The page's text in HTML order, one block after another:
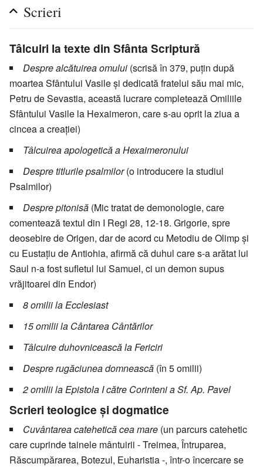
Scrieri
Tâlcuiri la texte din Sfânta Scriptură
Despre alcătuirea omului (scrisă în 379, puțin după
moartea Sfântului Vasile și dedicată fratelui său mai mic,
Petru de Sevastia, această lucrare completează Omiliile
Sfântului Vasile la Hexaimeron, care s-au oprit la ziua a
cincea a creației)
Tâlcuirea apologetică a Hexaimeronului
Despre titlurile psalmilor(o introducere la studiul
Psalmilor)
Despre pitonisă (Mic tratat de demonologie, care
comentează textul din I Regi 28, 12-18. Grigorie, spre
deosebire de Origen, dar de acord cu Metodiu de Olimp şi
cu Eustaţiu de Antiohia, afirmă că duhul care s-a arătat lui
Saul n-a fost sufletul lui Samuel, ci un demon supus
vrăjitoarei din Endor)
8 omilii la Ecclesiast
15 omilii la Cântarea Cântărilor
Tâlcuire duhovnicească la Fericiri
Despre rugăciunea domnească (în 5 omilii)
2 omilii la Epistola I către Corinteni a Sf. Ap. Pavel
Scrieri teologice și dogmatice
Cuvântarea catehetică cea mare (un parcurs catehetic
care cuprinde tainele mântuirii - Treimea, Întruparea,
Răscumpărarea, Botezul, Euharistia -, într-o încercare se